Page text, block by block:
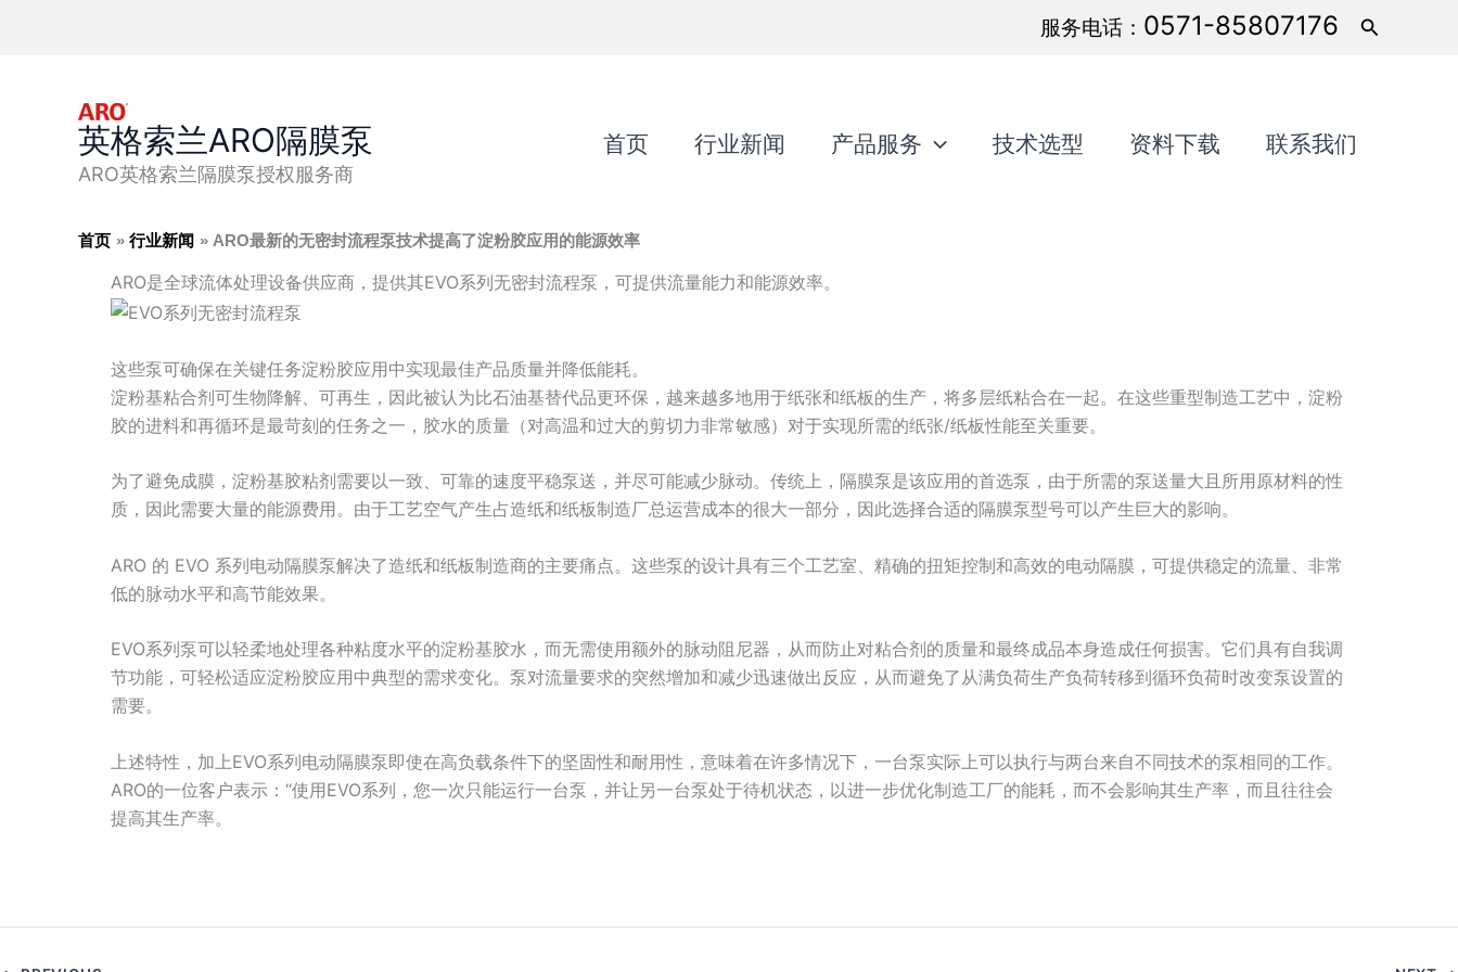
服务电话： 0571-85807176
搜
英格索兰ARO隔膜泵
ARO英格索兰隔膜泵授权服务商
首页 行业新闻 产品服务 技术选型 资料下载 联系我们
首页 行业新闻 ARO最新的无密封流程泵技术提高了淀粉胶应用的能源效率
ARO是全球流体处理设备供应商，提供其EVO系列无密封流程泵，可提供流量能力和能源效率。
这些泵可确保在关键任务淀粉胶应用中实现最佳产品质量并降低能耗。
淀粉基粘合剂可生物降解、可再生，因此被认为比石油基替代品更环保，越来越多地用于纸张和纸板的生产，将多层纸粘合在一起。在这些重型制造工艺中，淀粉
胶的进料和再循环是最苛刻的任务之一，胶水的质量（对高温和过大的剪切力非常敏感）对于实现所需的纸张/纸板性能至关重要。
为了避免成膜，淀粉基胶粘剂需要以一致、可靠的速度平稳泵送，并尽可能减少脉动。传统上，隔膜泵是该应用的首选泵，由于所需的泵送量大且所用原材料的性
质，因此需要大量的能源费用。由于工艺空气产生占造纸和纸板制造厂总运营成本的很大一部分，因此选择合适的隔膜泵型号可以产生巨大的影响。
ARO 的 EVO 系列电动隔膜泵解决了造纸和纸板制造商的主要痛点。这些泵的设计具有三个工艺室、精确的扭矩控制和高效的电动隔膜，可提供稳定的流量、非常
低的脉动水平和高节能效果。
EVO系列泵可以轻柔地处理各种粘度水平的淀粉基胶水，而无需使用额外的脉动阻尼器，从而防止对粘合剂的质量和最终成品本身造成任何损害。它们具有自我调
节功能，可轻松适应淀粉胶应用中典型的需求变化。泵对流量要求的突然增加和减少迅速做出反应，从而避免了从满负荷生产负荷转移到循环负荷时改变泵设置的
需要。
上述特性，加上EVO系列电动隔膜泵即使在高负载条件下的坚固性和耐用性，意味着在许多情况下，一台泵实际上可以执行与两台来自不同技术的泵相同的工作。
ARO的一位客户表示：“使用EVO系列，您一次只能运行一台泵，并让另一台泵处于待机状态，以进一步优化制造工厂的能耗，而不会影响其生产率，而且往往会
提高其生产率。